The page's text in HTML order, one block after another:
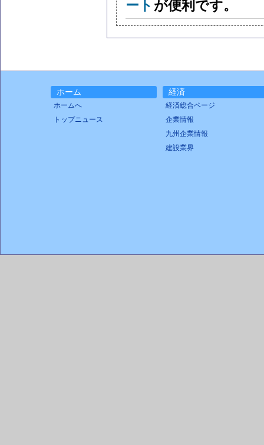
ート が便利です。
ホーム
ホームへ
トップニュース
経済
経済総合ページ
企業情報
九州企業情報
建設業界